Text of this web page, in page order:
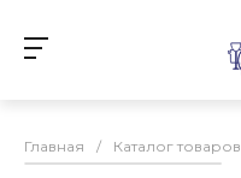
Главная / Каталог товаров